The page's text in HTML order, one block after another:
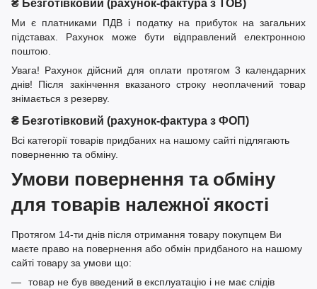
₴ Безготівковий (рахунок-фактура з ТОВ)
Ми є платниками ПДВ і податку на прибуток на загальних
підставах. Рахунок може бути відправлений електронною
поштою.
Увага! Рахунок дійсний для оплати протягом 3 календарних
днів! Після закінчення вказаного строку неоплачений товар
знімається з резерву.
₴ Безготівковий (рахунок-фактура з ФОП)
Всі категорії товарів придбаних на нашому сайті підлягають
поверненню та обміну.
Умови повернення та обміну
для товарів належної якості
Протягом 14-ти днів після отримання товару покупцем Ви
маєте право на повернення або обмін придбаного на нашому
сайті товару за умови що:
товар не був введений в експлуатацію і не має слідів